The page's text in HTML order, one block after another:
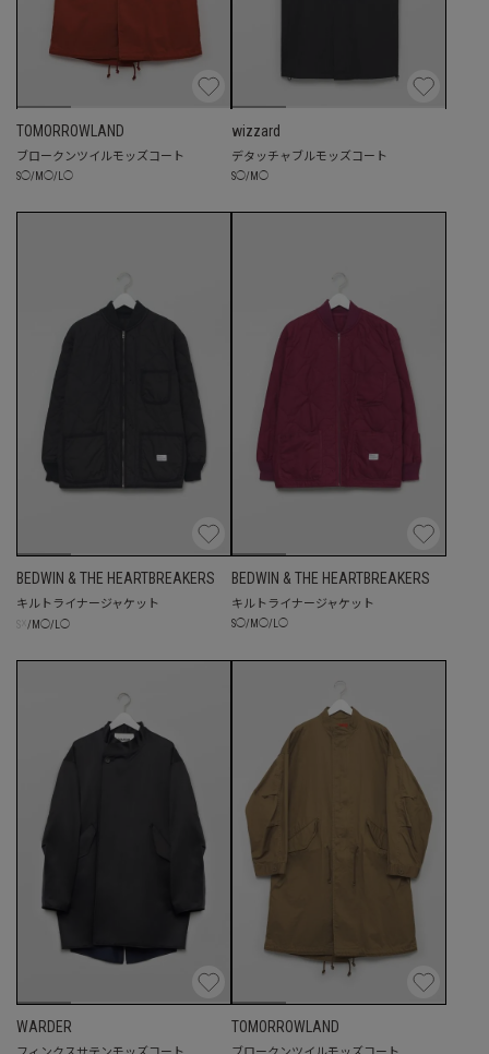
TOMORROWLAND
ブロークンツイルモッズコート
S◯/ M ◯/ L◯
wizzard
デタッチャブルモッズコート
S◯/ M ◯
BEDWIN & THE HEARTBREAKERS
キルトライナージャケット
/ M ◯/ ◯
BEDWIN & THE HEARTBREAKERS
キルトライナージャケット
S◯/ M ◯/ L◯
WARDER
TOMORROWLAND